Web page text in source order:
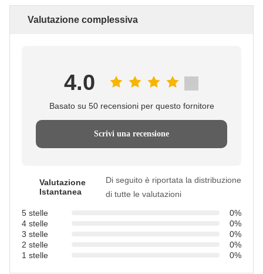
Valutazione complessiva
4.0
Basato su 50 recensioni per questo fornitore
Scrivi una recensione
Valutazione
Istantanea
Di seguito è riportata la distribuzione
di tutte le valutazioni
5 stelle
0%
4 stelle
0%
3 stelle
0%
2 stelle
0%
1 stelle
0%